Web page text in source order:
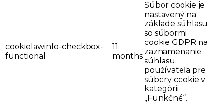
cookielawinfo-checkbox-
functional
11
months
Súbor cookie je
nastavený na
základe súhlasu
so súbormi
cookie GDPR na
zaznamenanie
súhlasu
používateľa pre
súbory cookie v
kategórii
„Funkčné“.